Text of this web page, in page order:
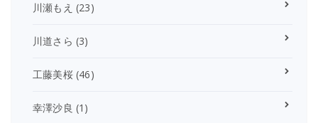
川瀬もえ (23)
川道さら (3)
工藤美桜(46)
幸澤沙良 (1)